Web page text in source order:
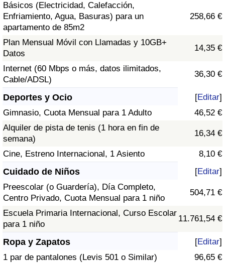
Básicos (Electricidad, Calefacción,
Enfriamiento, Agua, Basuras) para un
apartamento de 85m2
258,66 €
Plan Mensual Móvil con Llamadas y 10GB+
Datos
14,35 €
Internet (60 Mbps o más, datos ilimitados,
Cable/ADSL)
36,30 €
Deportes y Ocio [Editar]
Gimnasio, Cuota Mensual para 1 Adulto
46,52 €
Alquiler de pista de tenis (1 hora en fin de
semana)
16,34 €
Cine, Estreno Internacional, 1 Asiento 8,10 €
Cuidado de Niños [Editar]
Preescolar (o Guardería), Día Completo,
Centro Privado, Cuota Mensual para 1 niño
504,71 €
Escuela Primaria Internacional, Curso Escolar
para 1 niño
11.761,54 €
Ropa y Zapatos [Editar]
1 par de pantalones (Levis 501 o Similar)
96,65 €